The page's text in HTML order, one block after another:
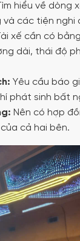
hiểu về dòng
các tiện nghi
xế cần có
dài, thái độ
Yêu cầu báo
phát sinh bất
Nên có hợp
cả hai bên.